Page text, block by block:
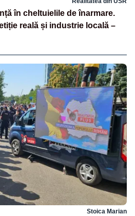
în cheltuielile de înarmare.
reală și industrie locală –
Stoica Marian